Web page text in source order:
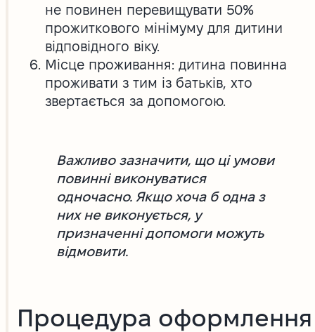
не повинен перевищувати 50%
прожиткового мінімуму для дитини
відповідного віку.
Місце проживання: дитина повинна
проживати з тим із батьків, хто
звертається за допомогою.
Важливо зазначити, що ці умови
повинні виконуватися
одночасно. Якщо хоча б одна з
них не виконується, у
призначенні допомоги можуть
відмовити.
Процедура оформлення